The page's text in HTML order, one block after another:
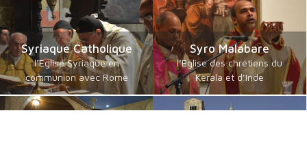
Syriaque Catholique
l’Eglise Syriaque en
communion avec Rome
Syro Malabare
l’Eglise des chrétiens du
Kerala et d’Inde